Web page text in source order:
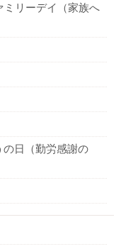
リーデイ（家族へ
日（勤労感謝の